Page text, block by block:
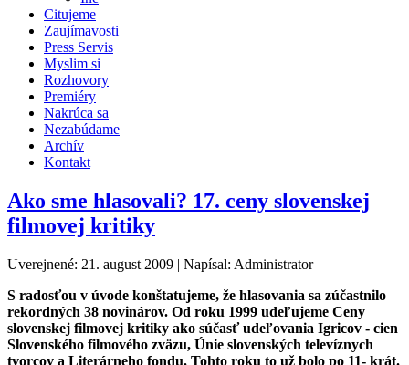
Citujeme
Zaujímavosti
Press Servis
Myslim si
Rozhovory
Premiéry
Nakrúca sa
Nezabúdame
Archív
Kontakt
Ako sme hlasovali? 17. ceny slovenskej
filmovej kritiky
Uverejnené: 21. august 2009 | Napísal: Administrator
S radosťou v úvode konštatujeme, že hlasovania sa zúčastnilo
rekordných 38 novinárov. Od roku 1999 udeľujeme Ceny
slovenskej filmovej kritiky ako súčasť udeľovania Igricov - cien
Slovenského filmového zväzu, Únie slovenských televíznych
tvorcov a Literárneho fondu. Tohto roku to už bolo po 11- krát.